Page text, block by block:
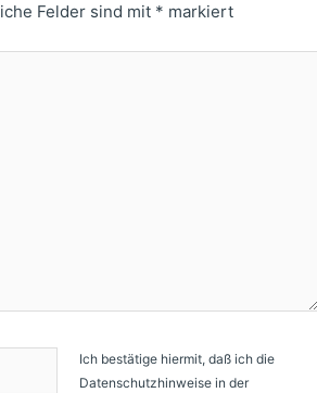
Felder sind mit * markiert
Ich bestätige hiermit, daß ich die
Datenschutzhinweise in der